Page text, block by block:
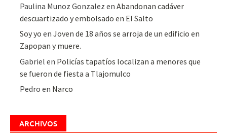
Paulina Munoz Gonzalez enAbandonan cadáver
descuartizado y embolsado en El Salto
Soy yo enJoven de 18 años se arroja de un edificio en
Zapopan y muere.
Gabriel en Policías tapatíos localizan a menores que
se fueron de fiesta a Tlajomulco
Pedro en Narco
ARCHIVOS